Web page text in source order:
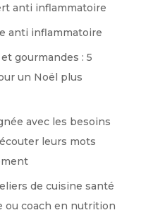
anti inflammatoire
anti inflammatoire
gourmandes : 5
un Noël plus
avec les besoins
leurs mots
de cuisine santé
ou coach en nutrition